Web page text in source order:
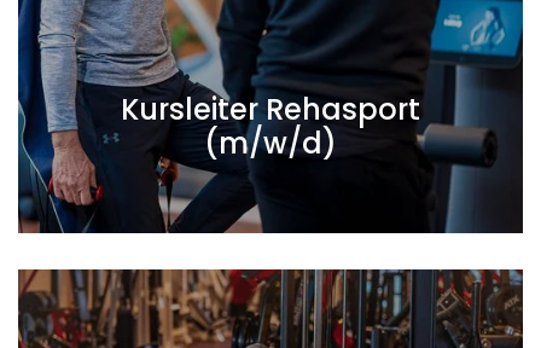
Kursleiter Rehasport
(m/w/d)